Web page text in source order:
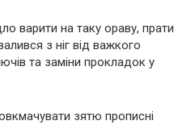
варити на таку ораву, прати
з ніг від важкого
та заміни прокладок у
зятю прописні